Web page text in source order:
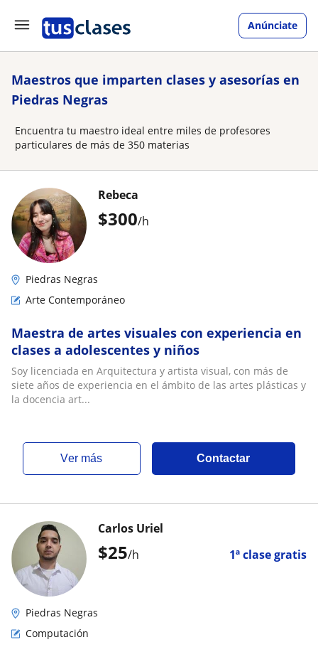
Anúnciate
Maestros que imparten clases y asesorías en
Piedras Negras
Encuentra tu maestro ideal entre miles de profesores
particulares de más de 350 materias
$300/h
Rebeca
Piedras Negras
Arte Contemporáneo
Maestra de artes visuales con experiencia en
clases a adolescentes y niños
Soy licenciada en Arquitectura y artista visual, con más de
siete años de experiencia en el ámbito de las artes plásticas y
la docencia art...
ver más Contactar
$25/h 1ª clase gratis
Carlos Uriel
Piedras Negras
Computación